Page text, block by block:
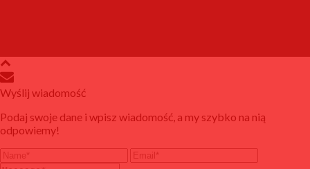
Wyślij wiadomość
Podaj swoje dane i wpisz wiadomość, a my szybko na nią
odpowiemy!